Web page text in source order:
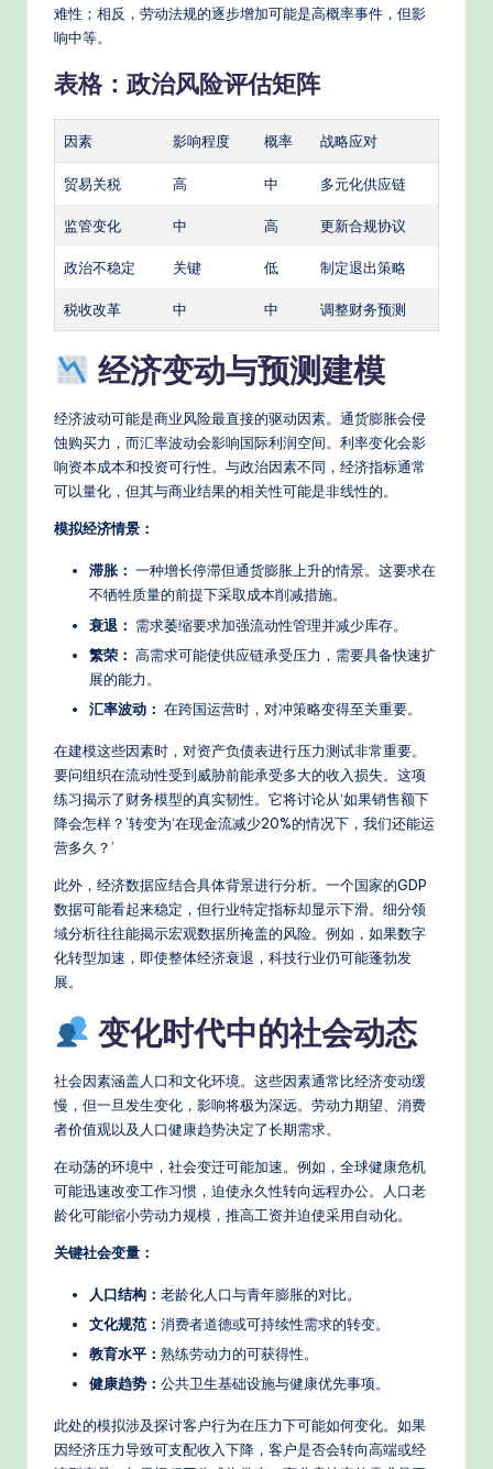
难性；相反，劳动法规的逐步增加可能是高概率事件，但影
响中等。
表格：政治风险评估矩阵
因素 影响程度 概率 战略应对
贸易关税 高 中 多元化供应链
监管变化 中 高 更新合规协议
政治不稳定 关键 低 制定退出策略
税收改革 中 中 调整财务预测
经济变动与预测建模
经济波动可能是商业风险最直接的驱动因素。通货膨胀会侵
蚀购买力，而汇率波动会影响国际利润空间。利率变化会影
响资本成本和投资可行性。与政治因素不同，经济指标通常
可以量化，但其与商业结果的相关性可能是非线性的。
模拟经济情景：
滞胀： 一种增长停滞但通货膨胀上升的情景。这要求在
不牺牲质量的前提下采取成本削减措施。
衰退： 需求萎缩要求加强流动性管理并减少库存。
繁荣： 高需求可能使供应链承受压力，需要具备快速扩
展的能力。
汇率波动： 在跨国运营时，对冲策略变得至关重要。
在建模这些因素时，对资产负债表进行压力测试非常重要。
要问组织在流动性受到威胁前能承受多大的收入损失。这项
练习揭示了财务模型的真实韧性。它将讨论从‘如果销售额下
降会怎样？’转变为‘在现金流减少20%的情况下，我们还能运
营多久？’
此外，经济数据应结合具体背景进行分析。一个国家的GDP
数据可能看起来稳定，但行业特定指标却显示下滑。细分领
域分析往往能揭示宏观数据所掩盖的风险。例如，如果数字
化转型加速，即使整体经济衰退，科技行业仍可能蓬勃发
展。
变化时代中的社会动态
社会因素涵盖人口和文化环境。这些因素通常比经济变动缓
慢，但一旦发生变化，影响将极为深远。劳动力期望、消费
者价值观以及人口健康趋势决定了长期需求。
在动荡的环境中，社会变迁可能加速。例如，全球健康危机
可能迅速改变工作习惯，迫使永久性转向远程办公。人口老
龄化可能缩小劳动力规模，推高工资并迫使采用自动化。
关键社会变量：
人口结构： 老龄化人口与青年膨胀的对比。
文化规范： 消费者道德或可持续性需求的转变。
教育水平： 熟练劳动力的可获得性。
健康趋势： 公共卫生基础设施与健康优先事项。
此处的模拟涉及探讨客户行为在压力下可能如何变化。如果
因经济压力导致可支配收入下降，客户是否会转向高端或经